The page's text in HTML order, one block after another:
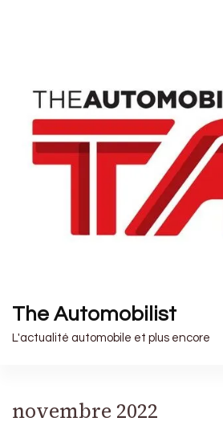
The Automobilist
L'actualité automobile et plus encore
novembre 2022